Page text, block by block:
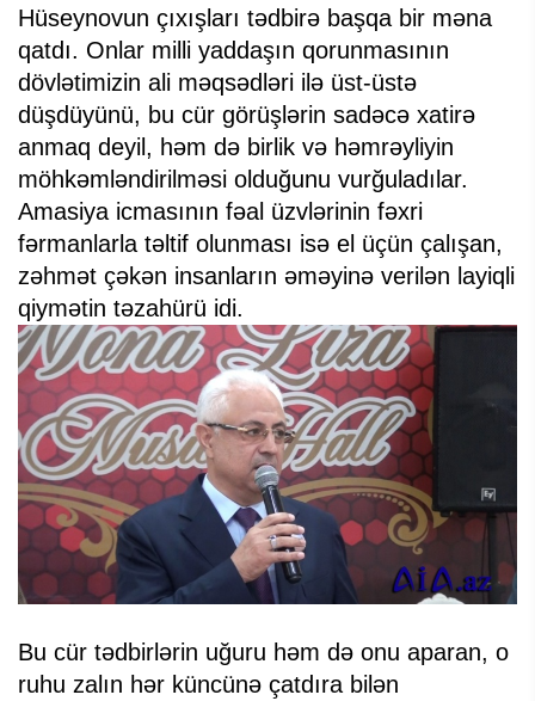
Hüseynovun çıxışları tədbirə başqa bir məna
qatdı. Onlar milli yaddaşın qorunmasının
dövlətimizin ali məqsədləri ilə üst-üstə
düşdüyünü, bu cür görüşlərin sadəcə xatirə
anmaq deyil, həm də birlik və həmrəyliyin
möhkəmləndirilməsi olduğunu vurğuladılar.
Amasiya icmasının fəal üzvlərinin fəxri
fərmanlarla təltif olunması isə el üçün çalışan,
zəhmət çəkən insanların əməyinə verilən layiqli
qiymətin təzahürü idi.
Bu cür tədbirlərin uğuru həm də onu aparan, o
ruhu zalın hər küncünə çatdıra bilən